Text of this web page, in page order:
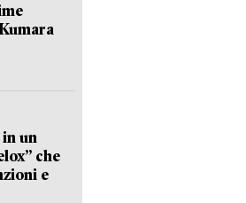
un
che
e